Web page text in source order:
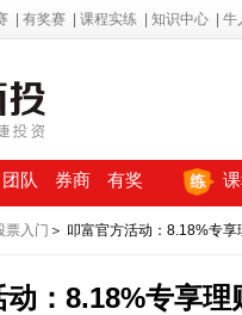
有奖赛 课程实练 知识中心 牛
团队 券商 有奖
票入门 ＞ 叩富官方活动：8.18%专
动：8.18%专享